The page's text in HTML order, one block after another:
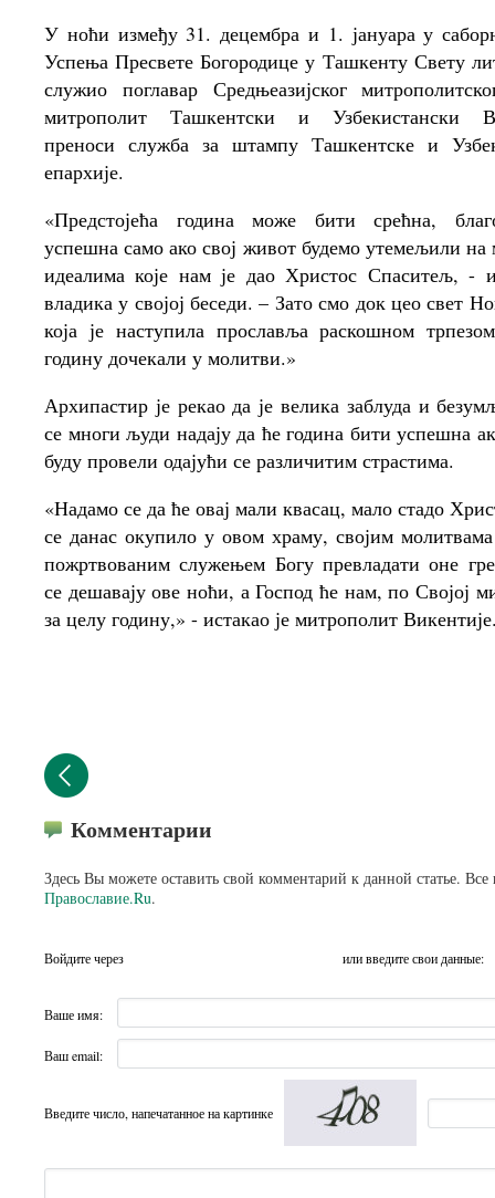
У ноћи између 31. децембра и 1. јануара у
Успења Пресвете Богородице у Ташкенту Свету
служио поглавар Средњеазијског
митрополит Ташкентски и Узбекистански
преноси служба за штампу Ташкентске и
епархије.
«Предстојећа година може бити срећна,
успешна само ако свој живот будемо утемељили
идеалима које нам је дао Христос Спаситељ, -
владика у својој беседи. – Зато смо док цео свет
која је наступила прославља раскошном
годину дочекали у молитви.»
Архипастир је рекао да је велика заблуда и
се многи људи надају да ће година бити успешна
буду провели одајући се различитим страстима.
«Надамо се да ће овај мали квасац, мало стадо
се данас окупило у овом храму, својим
пожртвованим служењем Богу превладати оне
се дешавају ове ноћи, а Господ ће нам, по Својој
за целу годину,» - истакао је митрополит
Комментарии
Здесь Вы можете оставить свой комментарий к данной статье.
Православие.Ru.
Войдите через или введите свои данные:
Ваше имя:
Ваш email:
Введите число, напечатанное на картинке